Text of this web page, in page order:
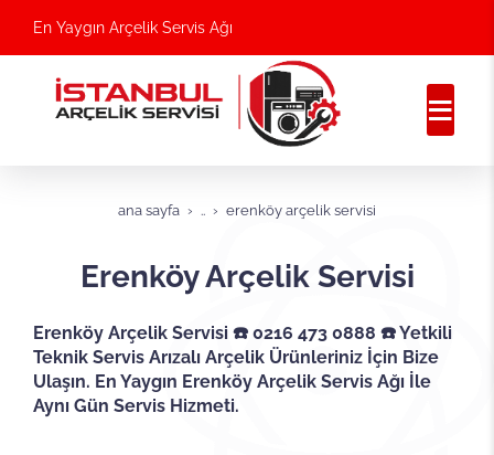
En Yaygın Arçelik Servis Ağı
ana sayfa .. erenköy arçelik servisi
Erenköy Arçelik Servisi
Erenköy Arçelik Servisi ☎️ 0216 473 0888 ☎️ Yetkili
Teknik Servis Arızalı Arçelik Ürünleriniz İçin Bize
Ulaşın. En Yaygın Erenköy Arçelik Servis Ağı İle
Aynı Gün Servis Hizmeti.